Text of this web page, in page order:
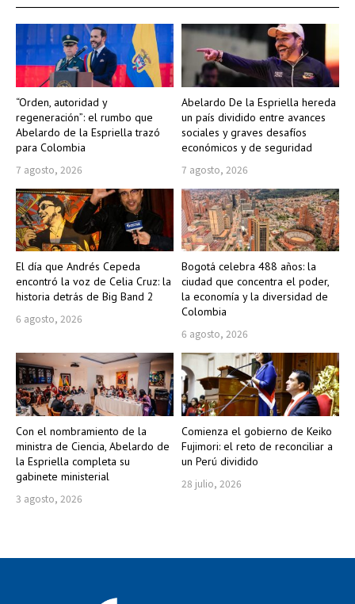
“Orden, autoridad y
regeneración”: el rumbo que
Abelardo de la Espriella trazó
para Colombia
7 agosto, 2026
Abelardo De la Espriella hereda
un país dividido entre avances
sociales y graves desafíos
económicos y de seguridad
7 agosto, 2026
El día que Andrés Cepeda
encontró la voz de Celia Cruz: la
historia detrás de Big Band 2
6 agosto, 2026
Bogotá celebra 488 años: la
ciudad que concentra el poder,
la economía y la diversidad de
Colombia
6 agosto, 2026
Con el nombramiento de la
ministra de Ciencia, Abelardo de
la Espriella completa su
gabinete ministerial
3 agosto, 2026
Comienza el gobierno de Keiko
Fujimori: el reto de reconciliar a
un Perú dividido
28 julio, 2026